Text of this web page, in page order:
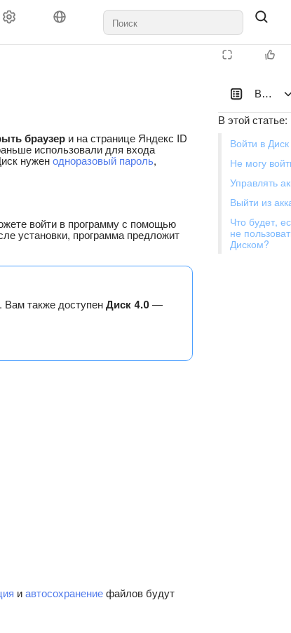
Вход,
В этой статье:
Войти в Диск
Не могу
Управлять
Выйти из
Что будет,
не
Диском?
браузер и на странице Яндекс ID
использовали для входа
нуженодноразовый пароль,
войти в программу с помощью
установки, программа предложит
также доступенДиск 4.0—
иавтосохранениефайлов будут